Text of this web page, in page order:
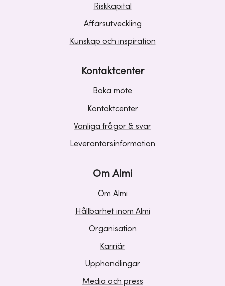
Riskkapital
Affärsutveckling
Kunskap och inspiration
Kontaktcenter
Boka möte
Kontaktcenter
Vanliga frågor & svar
Leverantörsinformation
Om Almi
Om Almi
Hållbarhet inom Almi
Organisation
Karriär
Upphandlingar
Media och press